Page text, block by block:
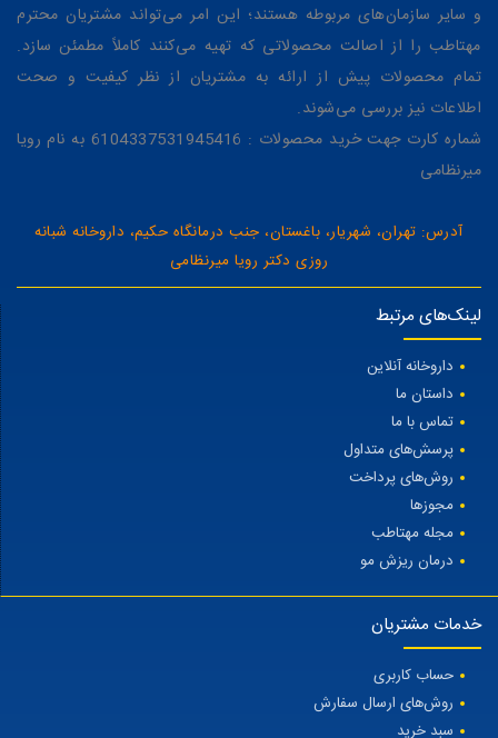
و سایر سازمان‌های مربوطه هستند؛ این امر می‌تواند مشتریان محترم
مهتاطب را از اصالت محصولاتی که تهیه می‌کنند کاملاً مطمئن سازد.
تمام محصولات پیش از ارائه به مشتریان از نظر کیفیت و صحت
اطلاعات نیز بررسی می‌شوند.
شماره کارت جهت خرید محصولات : 6104337531945416 به نام رویا
میرنظامی
آدرس: تهران، شهریار، باغستان، جنب درمانگاه حکیم، داروخانه شبانه
روزی دکتر رویا میرنظامی
لینک‌های مرتبط
داروخانه آنلاین
داستان ما
تماس با ما
پرسش‌های متداول
روش‌های پرداخت
مجوزها
مجله مهتاطب
درمان ریزش مو
خدمات مشتریان
حساب کاربری
روش‌های ارسال سفارش
سبد خرید